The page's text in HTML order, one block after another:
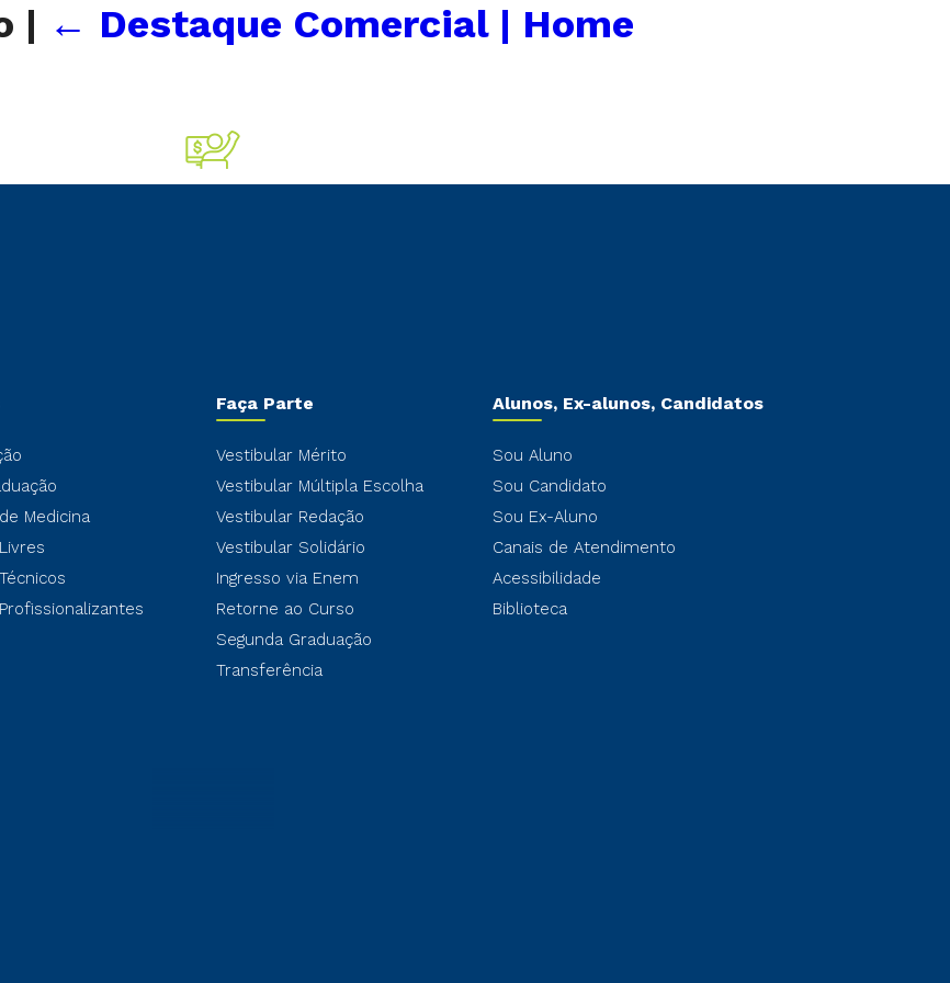
| ← Destaque Comercial | Home
Medicina
Faça Parte
Vestibular Mérito
Vestibular Múltipla Escolha
Vestibular Redação
Vestibular Solidário
Ingresso via Enem
Retorne ao Curso
Segunda Graduação
Transferência
Alunos, Ex-alunos, Candidatos
Sou Aluno
Sou Candidato
Sou Ex-Aluno
Canais de Atendimento
Acessibilidade
Biblioteca